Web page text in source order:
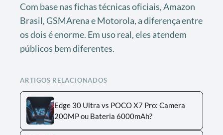
Com base nas fichas técnicas oficiais, Amazon
Brasil, GSMArena e Motorola, a diferença entre
os dois é enorme. Em uso real, eles atendem
públicos bem diferentes.
ARTIGOS RELACIONADOS
Edge 30 Ultra vs POCO X7 Pro: Camera
200MP ou Bateria 6000mAh?